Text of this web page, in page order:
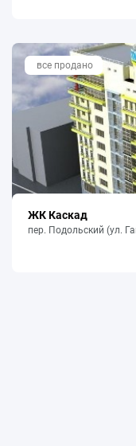
все продано
ЖК Каскад
пер. Подольский (ул.